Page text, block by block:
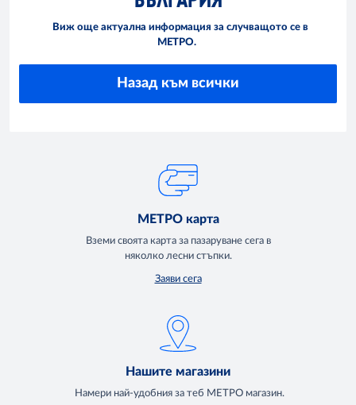
Виж още актуална информация за случващото се в
МЕТРО.
Назад към всички
МЕТРО карта
Вземи своята карта за пазаруване сега в
няколко лесни стъпки.
Заяви сега
Нашите магазини
Намери най-удобния за теб МЕТРО магазин.